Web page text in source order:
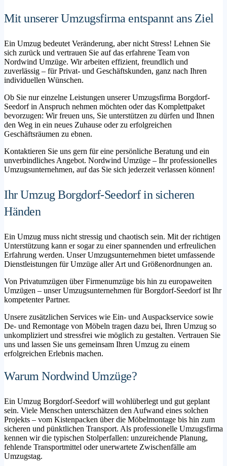
Mit unserer Umzugsfirma entspannt ans Ziel
Ein Umzug bedeutet Veränderung, aber nicht Stress! Lehnen Sie
sich zurück und vertrauen Sie auf das erfahrene Team von
Nordwind Umzüge. Wir arbeiten effizient, freundlich und
zuverlässig – für Privat- und Geschäftskunden, ganz nach Ihren
individuellen Wünschen.
Ob Sie nur einzelne Leistungen unserer Umzugsfirma Borgdorf-
Seedorf in Anspruch nehmen möchten oder das Komplettpaket
bevorzugen: Wir freuen uns, Sie unterstützen zu dürfen und Ihnen
den Weg in ein neues Zuhause oder zu erfolgreichen
Geschäftsräumen zu ebnen.
Kontaktieren Sie uns gern für eine persönliche Beratung und ein
unverbindliches Angebot. Nordwind Umzüge – Ihr professionelles
Umzugsunternehmen, auf das Sie sich jederzeit verlassen können!
Ihr Umzug Borgdorf-Seedorf in sicheren
Händen
Ein Umzug muss nicht stressig und chaotisch sein. Mit der richtigen
Unterstützung kann er sogar zu einer spannenden und erfreulichen
Erfahrung werden. Unser Umzugsunternehmen bietet umfassende
Dienstleistungen für Umzüge aller Art und Größenordnungen an.
Von Privatumzügen über Firmenumzüge bis hin zu europaweiten
Umzügen – unser Umzugsunternehmen für Borgdorf-Seedorf ist Ihr
kompetenter Partner.
Unsere zusätzlichen Services wie Ein- und Auspackservice sowie
De- und Remontage von Möbeln tragen dazu bei, Ihren Umzug so
unkompliziert und stressfrei wie möglich zu gestalten. Vertrauen Sie
uns und lassen Sie uns gemeinsam Ihren Umzug zu einem
erfolgreichen Erlebnis machen.
Warum Nordwind Umzüge?
Ein Umzug Borgdorf-Seedorf will wohlüberlegt und gut geplant
sein. Viele Menschen unterschätzen den Aufwand eines solchen
Projekts – vom Kistenpacken über die Möbelmontage bis hin zum
sicheren und pünktlichen Transport. Als professionelle Umzugsfirma
kennen wir die typischen Stolperfallen: unzureichende Planung,
fehlende Transportmittel oder unerwartete Zwischenfälle am
Umzugstag.